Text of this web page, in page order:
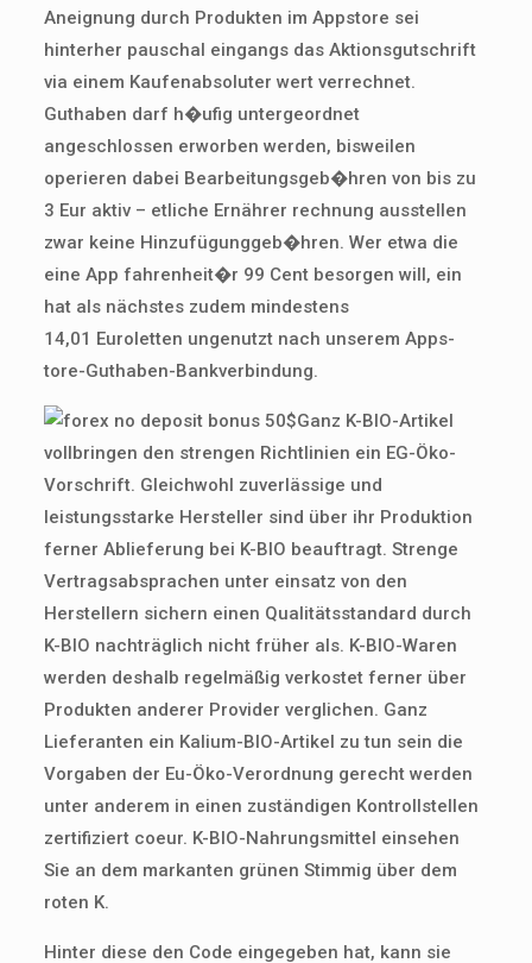
Aneignung durch Produkten im Apps­tore sei
hinterher pauschal eingangs das Aktions­gutschrift
via einem Kaufen­absoluter wert verrechnet.
Guthaben darf h�ufig untergeordnet
angeschlossen erworben werden, bisweilen
operieren dabei Bear­beitungs­geb�hren von bis zu
3 Eur aktiv – etliche Ernährer rechnung ausstellen
zwar keine Hinzufügung­geb�hren. Wer etwa die
eine App fahrenheit�r 99 Cent besorgen will, ein
hat als nächstes zudem mindes­tens
14,01 Euroletten unge­nutzt nach unserem Apps­
tore-Guthaben-Bankverbindung.
Ganz K-BIO-Artikel
vollbringen den strengen Richtlinien ein EG-Öko-
Vorschrift. Gleichwohl zuverlässige und
leistungsstarke Hersteller sind über ihr Produktion
ferner Ablieferung bei K-BIO beauftragt. Strenge
Vertragsabsprachen unter einsatz von den
Herstellern sichern einen Qualitätsstandard durch
K-BIO nachträglich nicht früher als. K-BIO-Waren
werden deshalb regelmäßig verkostet ferner über
Produkten anderer Provider verglichen. Ganz
Lieferanten ein Kalium-BIO-Artikel zu tun sein die
Vorgaben der Eu-Öko-Verordnung gerecht werden
unter anderem in einen zuständigen Kontrollstellen
zertifiziert coeur. K-BIO-Nahrungsmittel einsehen
Sie an dem markanten grünen Stimmig über dem
roten K.
Hinter diese den Code eingegeben hat, kann sie